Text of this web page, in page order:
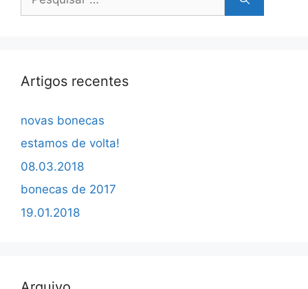
por:
Artigos recentes
novas bonecas
estamos de volta!
08.03.2018
bonecas de 2017
19.01.2018